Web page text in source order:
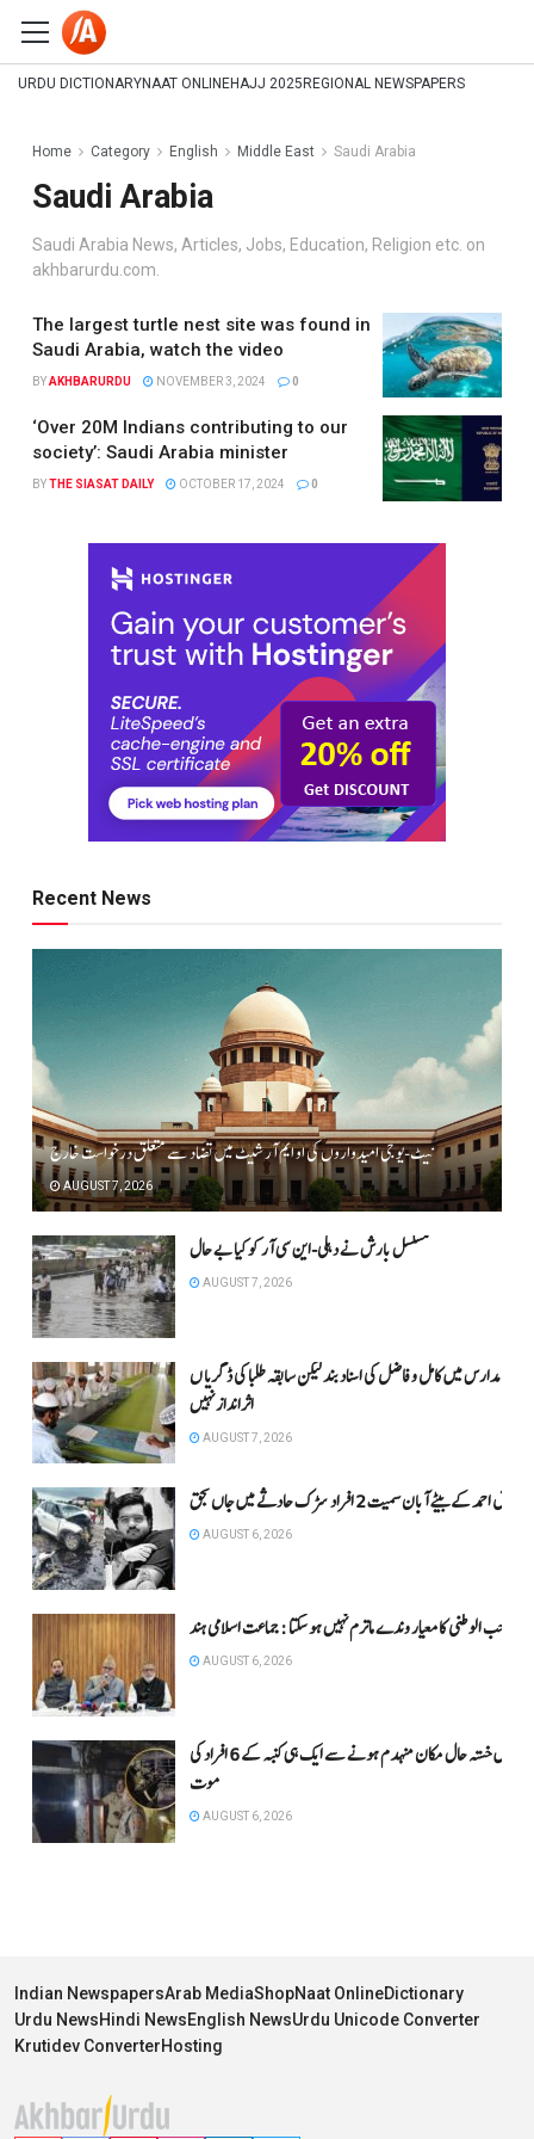
URDU DICTIONARYNAAT ONLINEHAJJ 2025 REGIONAL NEWSPAPERS
Home Category English Middle East Saudi Arabia
Saudi Arabia
Saudi Arabia News, Articles, Jobs, Education, Religion etc. on
akhbarurdu.com.
The largest turtle nest site was found in
Saudi Arabia, watch the video
BYAKHBARURDU NOVEMBER 3, 2024 0
‘Over 20M Indians contributing to our
society’: Saudi Arabia minister
BYTHE SIASAT DAILY OCTOBER 17, 2024 0
Recent News
نیٹ-یو جی امیدواروں کی او ایم آر شیٹ میں تضاد سے متعلق درخواست خارج
AUGUST 7, 2026
مسلسل بارش نے دہلی-این سی آر کو کیا بے حال
AUGUST 7, 2026
کےمدارس میں کامل و فاضل کی اسناد بند لیکن سابقہ طلبا کی ڈگریا ں
اثرانداز نہیں
AUGUST 7, 2026
عتیق احمد کے بیٹے آبان سمیت 2 افراد سڑک حادثے میں جاں بحق
AUGUST 6, 2026
حب الوطنی کا معیار وندے ماترم نہیں ہو سکتا : جماعت اسلامی ہند
AUGUST 6, 2026
اتر پردیش میں خستہ حال مکان منہدم ہونے سے ایک ہی کنبہ کے 6 افراد کی
موت
AUGUST 6, 2026
Indian NewspapersArab MediaShopNaat OnlineDictionary
Urdu NewsHindi NewsEnglish NewsUrdu Unicode Converter
Krutidev ConverterHosting